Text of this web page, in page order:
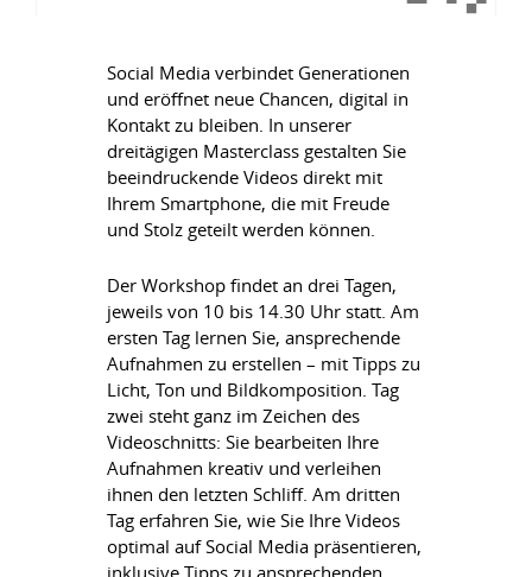
Social Media verbindet Generationen
und eröffnet neue Chancen, digital in
Kontakt zu bleiben. In unserer
dreitägigen Masterclass gestalten Sie
beeindruckende Videos direkt mit
Ihrem Smartphone, die mit Freude
und Stolz geteilt werden können.
Der Workshop findet an drei Tagen,
jeweils von 10 bis 14.30 Uhr statt. Am
ersten Tag lernen Sie, ansprechende
Aufnahmen zu erstellen – mit Tipps zu
Licht, Ton und Bildkomposition. Tag
zwei steht ganz im Zeichen des
Videoschnitts: Sie bearbeiten Ihre
Aufnahmen kreativ und verleihen
ihnen den letzten Schliff. Am dritten
Tag erfahren Sie, wie Sie Ihre Videos
optimal auf Social Media präsentieren,
inklusive Tipps zu ansprechenden